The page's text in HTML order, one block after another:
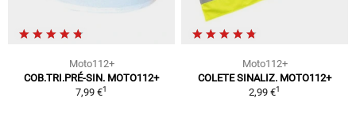
Moto112+
COB.TRI.PRÉ-SIN. MOTO112+
7,99 €1
Moto112+
COLETE SINALIZ. MOTO112+
2,99 €1